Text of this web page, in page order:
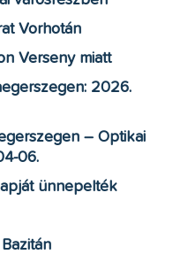
Vorhotán
Verseny miatt
2026.
– Optikai
06.
ünnepelték